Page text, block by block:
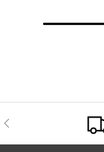
Anterior